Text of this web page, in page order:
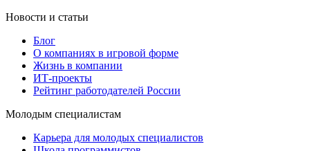
Новости и статьи
Блог
О компаниях в игровой форме
Жизнь в компании
ИТ-проекты
Рейтинг работодателей России
Молодым специалистам
Карьера для молодых специалистов